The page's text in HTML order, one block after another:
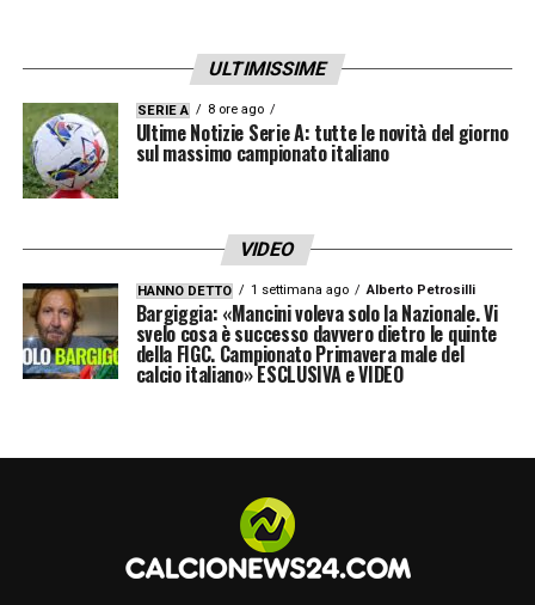
ULTIMISSIME
SERIE A 8 ore ago
Ultime Notizie Serie A: tutte le novità del giorno
sul massimo campionato italiano
VIDEO
HANNO DETTO 1 settimana ago Alberto Petrosilli
Bargiggia: «Mancini voleva solo la Nazionale. Vi
svelo cosa è successo davvero dietro le quinte
della FIGC. Campionato Primavera male del
calcio italiano» ESCLUSIVA e VIDEO